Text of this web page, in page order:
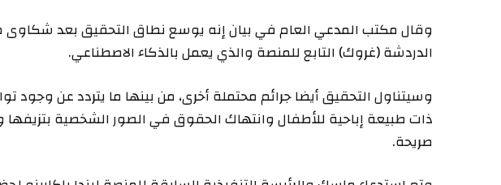
وقال مكتب المدعي العام في بيان إنه يوسع نطاق التحقيق بعد
الدردشة (غروك) التابع للمنصة والذي يعمل بالذكاء الاصطناعي.
وسيتناول التحقيق أيضا جرائم محتملة ​أخرى، من بينها ما يتردد عن وجود
ذات طبيعة إباحية للأطفال وانتهاك الحقوق في الصور الشخصية
صريحة.